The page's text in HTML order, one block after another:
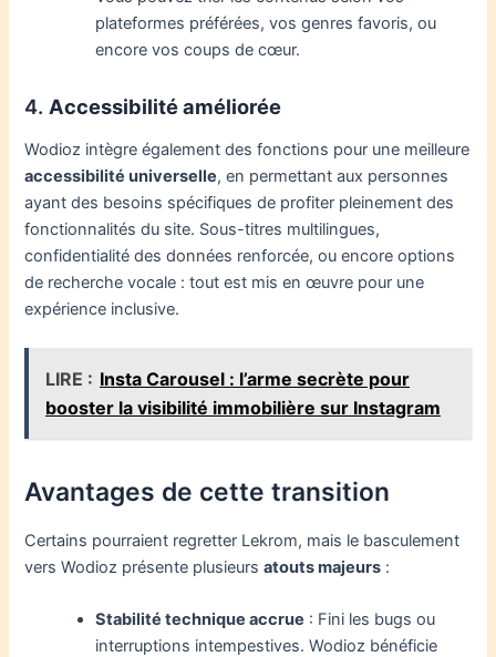
plateformes préférées, vos genres favoris, ou
encore vos coups de cœur.
4. Accessibilité améliorée
Wodioz intègre également des fonctions pour une meilleure
accessibilité universelle, en permettant aux personnes
ayant des besoins spécifiques de profiter pleinement des
fonctionnalités du site. Sous-titres multilingues,
confidentialité des données renforcée, ou encore options
de recherche vocale : tout est mis en œuvre pour une
expérience inclusive.
LIRE : Insta Carousel : l’arme secrète pour
booster la visibilité immobilière sur Instagram
Avantages de cette transition
Certains pourraient regretter Lekrom, mais le basculement
vers Wodioz présente plusieursatouts majeurs :
Stabilité technique accrue : Fini les bugs ou
interruptions intempestives. Wodioz bénéficie